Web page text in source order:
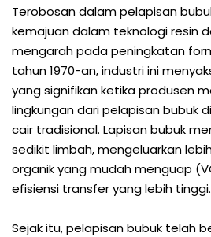
Terobosan dalam pelapisan
kemajuan dalam teknologi resin
mengarah pada peningkatan
tahun 1970-an, industri ini
yang signifikan ketika produsen
lingkungan dari pelapisan bubuk
cair tradisional. Lapisan bubuk
sedikit limbah, mengeluarkan
organik yang mudah menguap
efisiensi transfer yang lebih tinggi.
Sejak itu, pelapisan bubuk telah